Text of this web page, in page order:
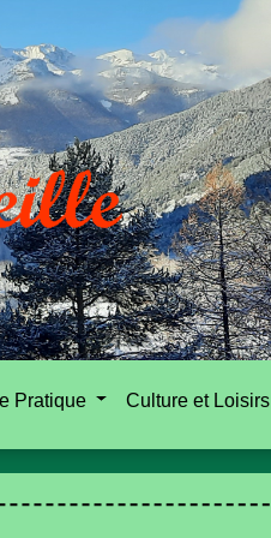
Pratique Culture et Loisirs